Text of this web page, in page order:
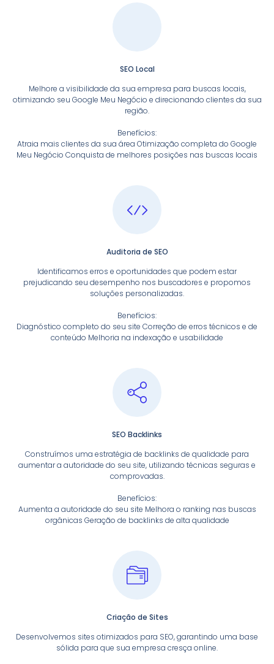
SEO Local
Melhore a visibilidade da sua empresa para buscas locais,
otimizando seu Google Meu Negócio e direcionando clientes da sua
região.
Benefícios:
Atraia mais clientes da sua área Otimização completa do Google
Meu Negócio Conquista de melhores posições nas buscas locais
Auditoria de SEO
Identificamos erros e oportunidades que podem estar
prejudicando seu desempenho nos buscadores e propomos
soluções personalizadas.
Benefícios:
Diagnóstico completo do seu site Correção de erros técnicos e de
conteúdo Melhoria na indexação e usabilidade
SEO Backlinks
Construímos uma estratégia de backlinks de qualidade para
aumentar a autoridade do seu site, utilizando técnicas seguras e
comprovadas.
Benefícios:
Aumenta a autoridade do seu site Melhora o ranking nas buscas
orgânicas Geração de backlinks de alta qualidade
Criação de Sites
Desenvolvemos sites otimizados para SEO, garantindo uma base
sólida para que sua empresa cresça online.